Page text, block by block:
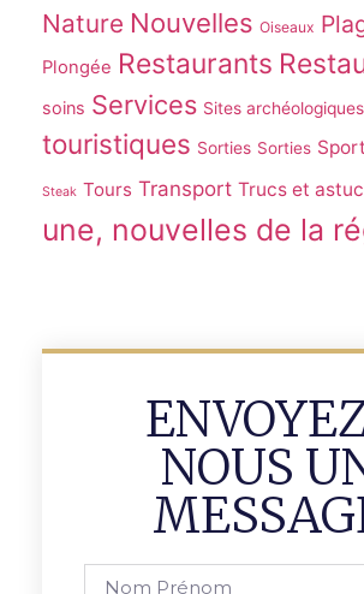
Nature Nouvelles Oiseaux
Plongée Restaurants
soins Services Sites archéologiques
touristiques Sorties Sorties
Steak Tours Transport Trucs et
une, nouvelles de la
NOUS